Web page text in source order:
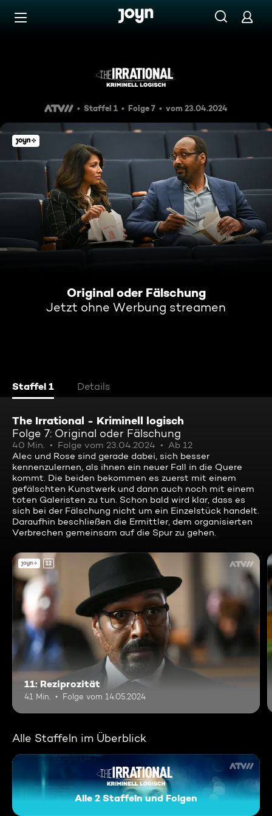
Zum Inhalt springen
Original oder Fälschung
Staffel 1 Folge 7 vom 23.04.2024
Original oder Fälschung
Jetzt ohne Werbung streamen
Staffel 1 Details
The Irrational - Kriminell logisch
Folge 7: Original oder Fälschung
40 Min. Folge vom 23.04.2024
Ab 12
Alec und Rose sind gerade dabei, sich besser
kennenzulernen, als ihnen ein neuer Fall in die Quere
kommt. Die beiden bekommen es zuerst mit einem
gefälschten Kunstwerk und dann auch noch mit einem
toten Galeristen zu tun. Schon bald wird klar, dass es
sich bei der Fälschung nicht um ein Einzelstück handelt.
Daraufhin beschließen die Ermittler, dem organisierten
Verbrechen gemeinsam auf die Spur zu gehen.
12
11: Reziprozität
41 Min. Folge vom 14.05.2024
Alle Staffeln im Überblick
The Irrational - Kriminell
Alle 2 Staffeln und Folgen